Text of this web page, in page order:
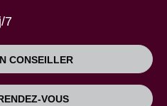
7
CONSEILLER
VOUS